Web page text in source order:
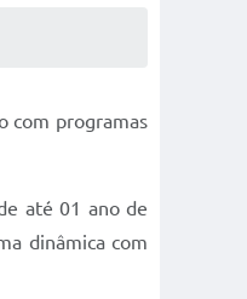
com programas
até 01 ano de
dinâmica com